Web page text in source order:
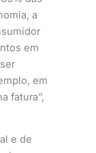
a
em
em
fatura”,
e de